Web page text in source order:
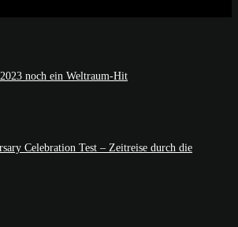
noch ein Weltraum-Hit
Celebration Test – Zeitreise durch die